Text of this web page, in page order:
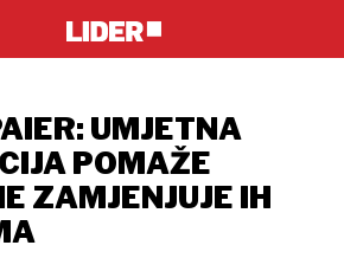
UMJETNA
POMAŽE
ZAMJENJUJE IH